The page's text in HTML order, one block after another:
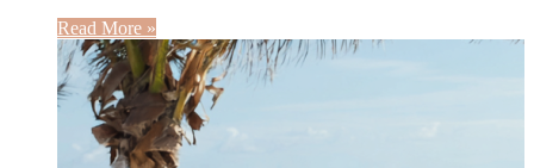
Read More »